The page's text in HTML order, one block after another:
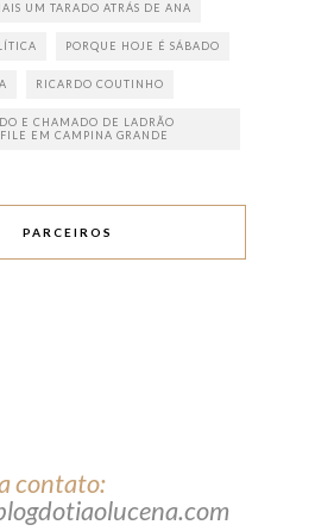
UM TARADO ATRÁS DE ANA
PORQUE HOJE É SÁBADO
RICARDO COUTINHO
E CHAMADO DE LADRÃO
EM CAMPINA GRANDE
PARCEIROS
contato: